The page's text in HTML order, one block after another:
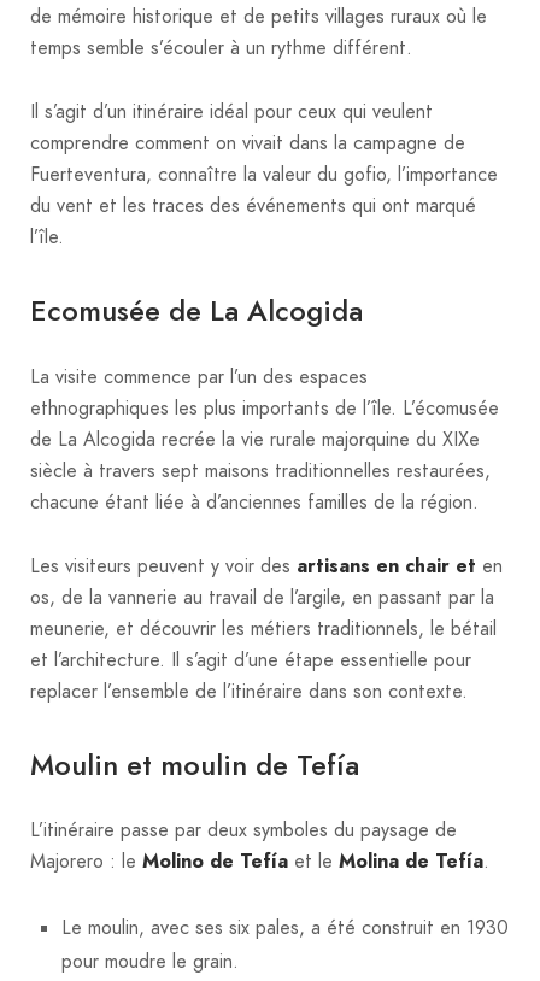
de mémoire historique et de petits villages ruraux où le
temps semble s’écouler à un rythme différent.
Il s’agit d’un itinéraire idéal pour ceux qui veulent
comprendre comment on vivait dans la campagne de
Fuerteventura, connaître la valeur du gofio, l’importance
du vent et les traces des événements qui ont marqué
l’île.
Ecomusée de La Alcogida
La visite commence par l’un des espaces
ethnographiques les plus importants de l’île. L’écomusée
de La Alcogida recrée la vie rurale majorquine du XIXe
siècle à travers sept maisons traditionnelles restaurées,
chacune étant liée à d’anciennes familles de la région.
Les visiteurs peuvent y voir des artisans en chair et en
os, de la vannerie au travail de l’argile, en passant par la
meunerie, et découvrir les métiers traditionnels, le bétail
et l’architecture. Il s’agit d’une étape essentielle pour
replacer l’ensemble de l’itinéraire dans son contexte.
Moulin et moulin de Tefía
L’itinéraire passe par deux symboles du paysage de
Majorero : le Molino de Tefía et le Molina de Tefía.
Le moulin, avec ses six pales, a été construit en 1930
pour moudre le grain.